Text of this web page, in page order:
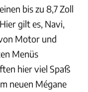
bis zu 8,7 Zoll
gilt es, Navi,
Motor und
Menüs
hier viel Spaß
neuen Mégane